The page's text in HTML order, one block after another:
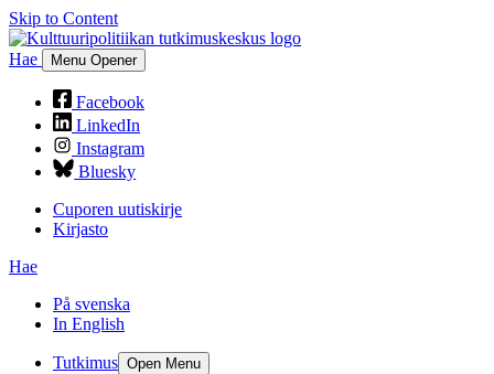
Skip to Content
Hae Menu Opener
Facebook
LinkedIn
Instagram
Bluesky
Cuporen uutiskirje
Kirjasto
Hae
På svenska
In English
Tutkimus Open Menu